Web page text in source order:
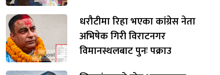
धरौटीमा रिहा भएका कांग्रेस नेता
अभिषेक गिरी विराटनगर
विमानस्थलबाट पुनः पक्राउ